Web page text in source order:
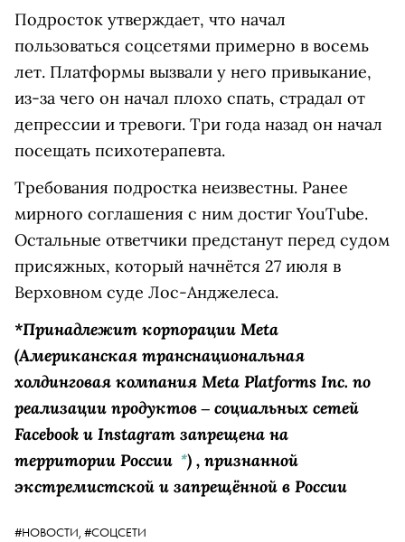
Подросток утверждает, что начал
пользоваться соцсетями примерно в восемь
лет. Платформы вызвали у него привыкание,
из-за чего он начал плохо спать, страдал от
депрессии и тревоги. Три года назад он начал
посещать психотерапевта.
Требования подростка неизвестны. Ранее
мирного соглашения с ним достиг YouTube.
Остальные ответчики предстанут перед судом
присяжных, который начнётся 27 июля в
Верховном суде Лос-Анджелеса.
*Принадлежит корпорации Meta
(Американская транснациональная
холдинговая компания Meta Platforms Inc. по
реализации продуктов ‒ социальных сетей
Facebook и Instagram запрещена на
территории России *) , признанной
экстремистской и запрещённой в России
#НОВОСТИ, #СОЦСЕТИ